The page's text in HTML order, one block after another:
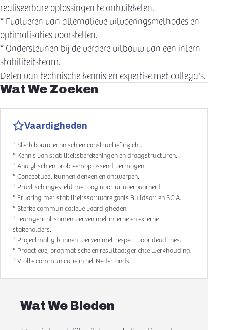
realiseerbare oplossingen te ontwikkelen.
* Evalueren van alternatieve uitvoeringsmethodes en
optimalisaties voorstellen.
* Ondersteunen bij de verdere uitbouw van een intern
stabiliteitsteam.
Delen van technische kennis en expertise met collega's.
Wat We Zoeken
Vaardigheden
* Sterk bouwtechnisch en constructief inzicht.
* Kennis van stabiliteitsberekeningen en draagstructuren.
* Analytisch en probleemoplossend vermogen.
* Conceptueel kunnen denken en ontwerpen.
* Praktisch ingesteld met oog voor uitvoerbaarheid.
* Ervaring met stabiliteitssoftware zoals Buildsoft en SCIA.
* Sterke communicatieve vaardigheden.
* Teamgericht samenwerken met interne en externe
stakeholders.
* Projectmatig kunnen werken met respect voor deadlines.
* Proactieve, pragmatische en resultaatgerichte werkhouding.
* Vlotte communicatie in het Nederlands.
Wat We Bieden